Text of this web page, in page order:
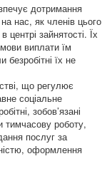
дотримання
нас, як членів цього
зайнятості. Їх
виплати їм
їх не
що регулює
соціальне
зобов’язані
тимчасову роботу,
послуг за
оформлення